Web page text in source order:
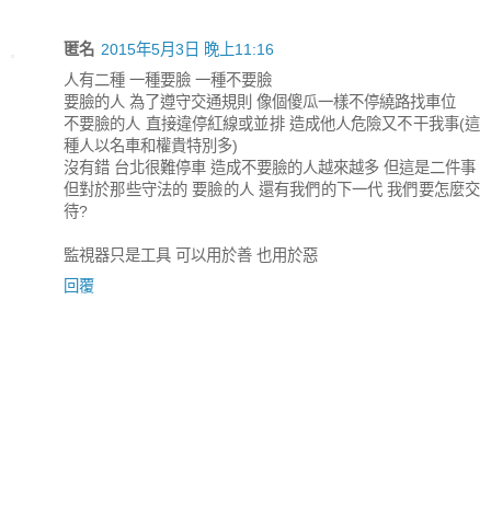
匿名 2015年5月3日 晚上11:16
人有二種 一種要臉 一種不要臉
要臉的人 為了遵守交通規則 像個傻瓜一樣不停繞路找車位
不要臉的人 直接違停紅線或並排 造成他人危險又不干我事(這
種人以名車和權貴特別多)
沒有錯 台北很難停車 造成不要臉的人越來越多 但這是二件事
但對於那些守法的 要臉的人 還有我們的下一代 我們要怎麼交
待?
監視器只是工具 可以用於善 也用於惡
回覆